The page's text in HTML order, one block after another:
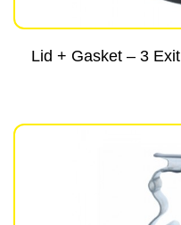
Lid + Gasket – 3 Exit